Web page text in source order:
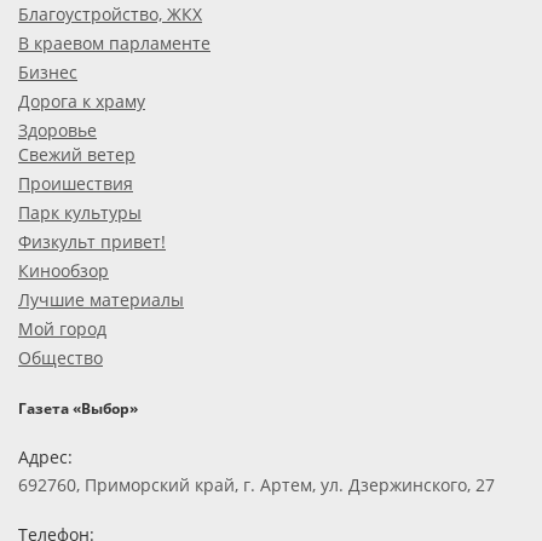
Благоустройство, ЖКХ
В краевом парламенте
Бизнес
Дорога к храму
Здоровье
Свежий ветер
Проишествия
Парк культуры
Физкульт привет!
Кинообзор
Лучшие материалы
Мой город
Общество
Газета «Выбор»
Адрес:
692760, Приморский край, г. Артем, ул. Дзержинского, 27
Телефон: